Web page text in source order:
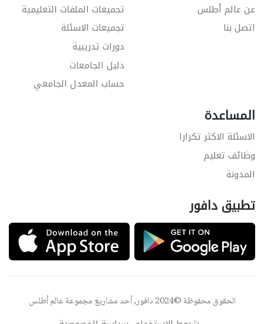
عن عالم أطلس
اتصل بنا
تجميعات الملفات التعليمية
تجميعات الاسئلة
دورات تدريبية
دليل الجامعات
حساب المعدل الجامعي
المساعدة
الاسئلة الاكثر تكرارا
وظائف تعليم
المدونة
تطبيق دافور
الحقوق محفوظة ©2024 دافور, أحد مشاريع مجموعة عالم أطلس